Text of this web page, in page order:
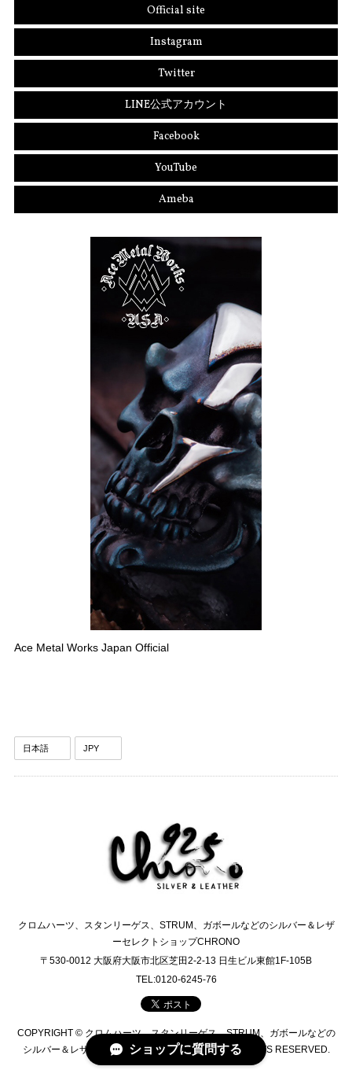
Official site
Instagram
Twitter
LINE公式アカウント
Facebook
YouTube
Ameba
Ace Metal Works Japan Official
クロムハーツ、スタンリーゲス、STRUM、ガボールなどのシルバー＆レザ
ーセレクトショップCHRONO
〒530-0012 大阪府大阪市北区芝田2-2-13 日生ビル東館1F-105B
TEL:0120-6245-76
COPYRIGHT © クロムハーツ、スタンリーゲス、STRUM、ガボールなどの
シルバー＆レザーセレクトショップCHRONO ALL RIGHTS RESERVED.
ショップに質問する